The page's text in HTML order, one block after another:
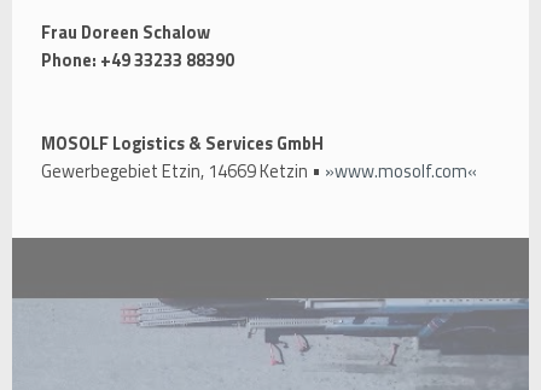
Frau Doreen Schalow
Phone: +49 33233 88390
MOSOLF Logistics & Services GmbH
Gewerbegebiet Etzin, 14669 Ketzin • www.mosolf.com